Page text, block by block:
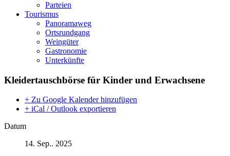
Parteien
Tourismus
Panoramaweg
Ortsrundgang
Weingüter
Gastronomie
Unterkünfte
Kleidertauschbörse für Kinder und Erwachsene
+ Zu Google Kalender hinzufügen
+ iCal / Outlook exportieren
Datum
14. Sep.. 2025